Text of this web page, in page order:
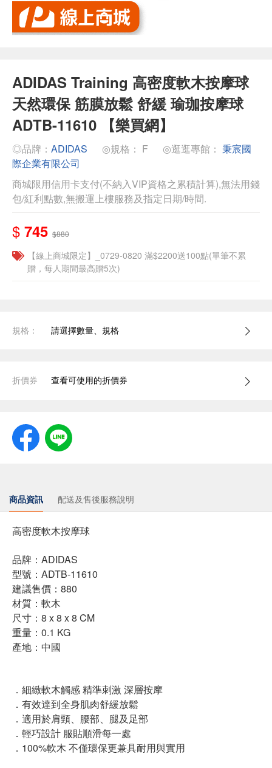
ADIDAS Training 高密度軟木按摩球
天然環保 筋膜放鬆 舒緩 瑜珈按摩球
ADTB-11610 【樂買網】
◎品牌： ADIDAS ◎規格： F ◎逛逛專館： 秉宸國
際企業有限公司
商城限用信用卡支付(不納入VIP資格之累積計算),無法用錢
包/紅利點數,無搬運上樓服務及指定日期/時間.
$ 745 $880
【線上商城限定】_0729-0820 滿$2200送100點(單筆不累
贈，每人期間最高贈5次)
規格： 請選擇數量、規格
折價券 查看可使用的折價券
商品資訊 配送及售後服務說明
高密度軟木按摩球
品牌：ADIDAS
型號：ADTB-11610
建議售價：880
材質：軟木
尺寸：8 x 8 x 8 CM
重量：0.1 KG
產地：中國
．細緻軟木觸感 精準刺激 深層按摩
．有效達到全身肌肉舒緩放鬆
．適用於肩頸、腰部、腿及足部
．輕巧設計 服貼順滑每一處
．100%軟木 不僅環保更兼具耐用與實用